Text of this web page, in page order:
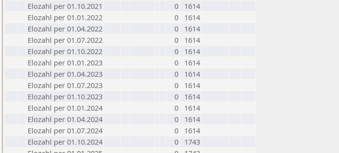
Elozahl per 01.10.2021
0
1614
Elozahl per 01.01.2022
0
1614
Elozahl per 01.04.2022
0
1614
Elozahl per 01.07.2022
0
1614
Elozahl per 01.10.2022
0
1614
Elozahl per 01.01.2023
0
1614
Elozahl per 01.04.2023
0
1614
Elozahl per 01.07.2023
0
1614
Elozahl per 01.10.2023
0
1614
Elozahl per 01.01.2024
0
1614
Elozahl per 01.04.2024
0
1614
Elozahl per 01.07.2024
0
1614
Elozahl per 01.10.2024
0
1743